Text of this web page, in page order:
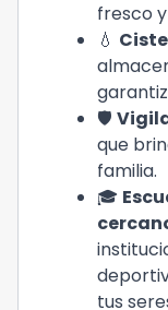
fresco
💧
🛡️
que
familia.
🎓
tus